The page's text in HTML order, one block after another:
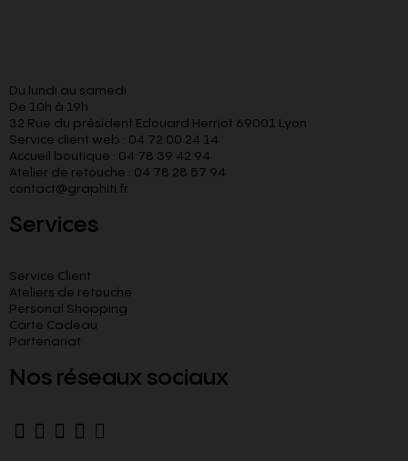
Du lundi au samedi
De 10h à 19h
32 Rue du président Edouard Herriot 69001 Lyon
Service client web : 04 72 00 24 14
Accueil boutique : 04 78 39 42 94
Atelier de retouche : 04 78 28 57 94
contact@graphiti.fr
Services
Service Client
Ateliers de retouche
Personal Shopping
Carte Cadeau
Partenariat
Nos réseaux sociaux